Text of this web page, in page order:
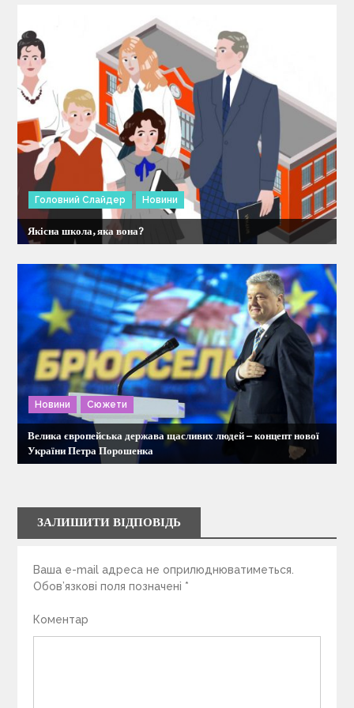
с
і
в
Головний Слайдер Новини
Якісна школа, яка вона?
Новини Сюжети
Велика європейська держава щасливих людей – концепт нової
України Петра Порошенка
ЗАЛИШИТИ ВІДПОВІДЬ
Ваша e-mail адреса не оприлюднюватиметься.
Обов’язкові поля позначені *
Коментар